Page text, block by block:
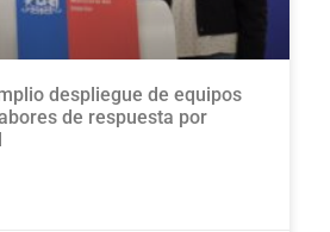
despliegue de equipos
de respuesta por